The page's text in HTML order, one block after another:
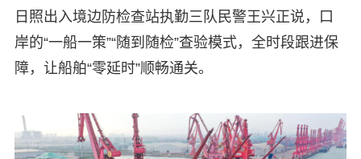
日照出入境边防检查站执勤三队民警王兴正说，口
岸的“一船一策”“随到随检”查验模式，全时段跟进保
障，让船舶“零延时”顺畅通关。